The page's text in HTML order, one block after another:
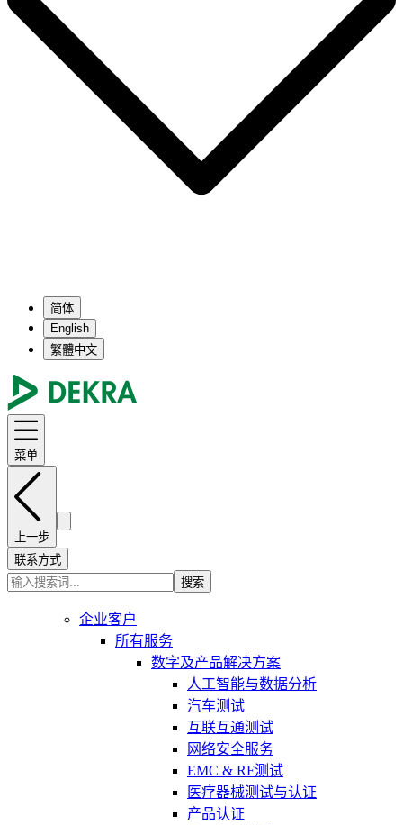
简体
English
繁體中文
菜单
上一步
联系方式
搜索
企业客户
所有服务
数字及产品解决方案
人工智能与数据分析
汽车测试
互联互通测试
网络安全服务
EMC & RF测试
医疗器械测试与认证
产品认证